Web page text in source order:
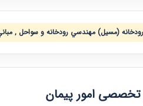
(مسيل) مهندسي رودخانه و سواحل ,
امور پیمان